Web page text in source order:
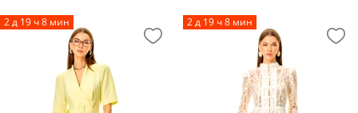
2 д 19 ч 8 мин 2 д 19 ч 8 мин